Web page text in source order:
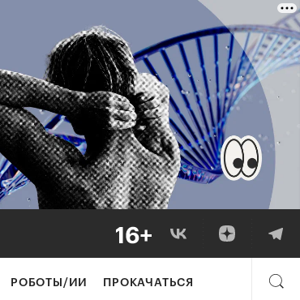
РОБОТЫ/ИИ ПРОКАЧАТЬСЯ